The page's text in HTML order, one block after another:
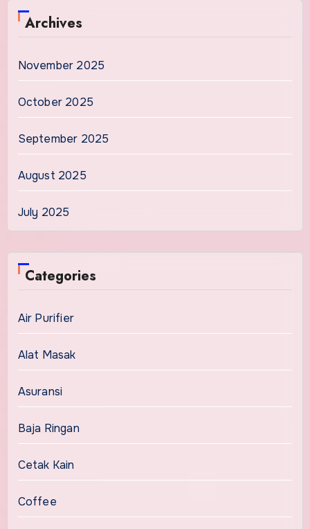
Archives
November 2025
October 2025
September 2025
August 2025
July 2025
Categories
Air Purifier
Alat Masak
Asuransi
Baja Ringan
Cetak Kain
Coffee